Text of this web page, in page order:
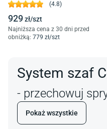
(4.8)
929zł/szt
Najniższa cena z 30 dni przed
obniżką: 779 zł/szt
System szaf
- przechowuj
Pokaż wszystkie